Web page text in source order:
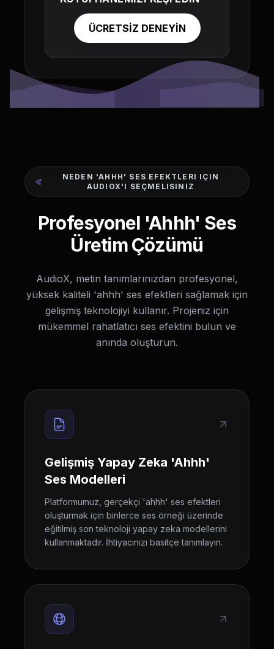
ÜCRETSİZ DENEYİN
NEDEN 'AHHH' SES EFEKTLERI IÇIN
AUDIOX'I SEÇMELISINIZ
Profesyonel 'Ahhh' Ses
Üretim Çözümü
AudioX, metin tanımlarınızdan profesyonel,
yüksek kaliteli 'ahhh' ses efektleri sağlamak için
gelişmiş teknolojiyi kullanır. Projeniz için
mükemmel rahatlatıcı ses efektini bulun ve
anında oluşturun.
Gelişmiş Yapay Zeka 'Ahhh'
Ses Modelleri
Platformumuz, gerçekçi 'ahhh' ses efektleri
oluşturmak için binlerce ses örneği üzerinde
eğitilmiş son teknoloji yapay zeka modellerini
kullanmaktadır. İhtiyacınızı basitçe tanımlayın.